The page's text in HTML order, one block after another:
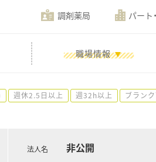
調剤薬局 パート
職場情報
週休2.5日以上 週32h以上 ブラン
法人名 非公開